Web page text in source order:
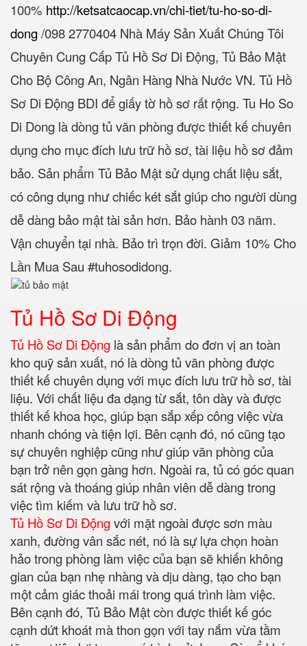
100%‎ http://ketsatcaocap.vn/chi-tiet/tu-ho-so-di-
dong/‎098 2770404 Nhà Máy Sản Xuất Chúng Tôi
Chuyên Cung Cấp Tủ Hồ Sơ Di Động, Tủ Bảo Mật
Cho Bộ Công An, Ngân Hàng Nhà Nước VN. Tủ Hồ
Sơ Di Động BDI để giấy tờ hồ sơ rất rộng. Tu Ho So
Di Dong là dòng tủ văn phòng được thiết kế chuyên
dụng cho mục đích lưu trữ hồ sơ, tài liệu hồ sơ đảm
bảo. Sản phẩm Tủ Bảo Mật sử dụng chất liệu sắt,
có công dụng như chiếc két sắt giúp cho người dùng
dễ dàng bảo mật tài sản hơn. Bảo hành 03 năm.
Vận chuyển tại nhà. Bảo trì trọn đời. Giảm 10% Cho
Lần Mua Sau #tuhosodidong.
Tủ Hồ Sơ Di Động
Tủ Hồ Sơ Di Động là sản phẩm do đơn vị an toàn
kho quỹ sản xuất, nó là dòng tủ văn phòng được
thiết kế chuyên dụng với mục đích lưu trữ hồ sơ, tài
liệu. Với chất liệu đa dạng từ sắt, tôn dày và được
thiết kế khoa học, giúp bạn sắp xếp công việc vừa
nhanh chóng và tiện lợi. Bên cạnh đó, nó cũng tạo
sự chuyên nghiệp cũng như giúp văn phòng của
bạn trở nên gọn gàng hơn. Ngoài ra, tủ có góc quan
sát rộng và thoáng giúp nhân viên dễ dàng trong
việc tìm kiếm và lưu trữ hồ sơ.
Tủ Hồ Sơ Di Độngvới mặt ngoài được sơn màu
xanh, đường vân sắc nét, nó là sự lựa chọn hoàn
hảo trong phòng làm việc của bạn sẽ khiến không
gian của bạn nhẹ nhàng và dịu dàng, tạo cho bạn
một cảm giác thoải mái trong quá trình làm việc.
Bên cạnh đó, Tủ Bảo Mật còn được thiết kế góc
cạnh dứt khoát mà thon gọn với tay nắm vừa tầm